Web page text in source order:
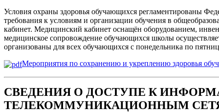
Условия охраны здоровья обучающихся регламентированы
требования к условиям и организации обучения в
кабинет. Медицинский кабинет оснащён оборудованием,
медицинское сопровождение обучающихся школы
организованы для всех обучающихся с понедельника по
Мероприятия по сохранению и укреплению здоровья
СВЕДЕНИЯ О ДОСТУПЕ К
ТЕЛЕКОММУНИКАЦИОННЫМ